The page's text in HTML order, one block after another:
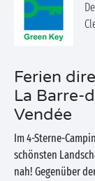
Ferien
La Barre-
Vendée
Im 4-Sterne-
schönsten
nah! Gegenüber